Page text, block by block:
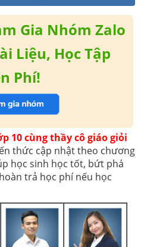
Gia Nhóm Zalo
Liệu, Học Tập
Phí!
10 cùng thầy cô giáo giỏi
thức cập nhật theo chương
học sinh học tốt, bứt phá
trả học phí nếu học